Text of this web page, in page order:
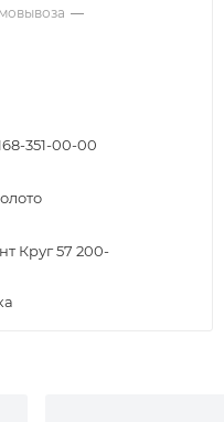
—
351-00-00
Круг 57 200-